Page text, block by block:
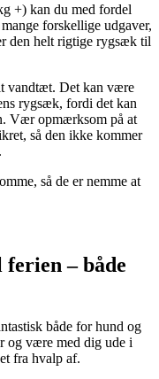
+) kan du med fordel
forskellige udgaver,
den helt rigtige rygsæk til
vandtæt. Det kan være
rygsæk, fordi det kan
Vær opmærksom på at
så den ikke kommer
så de er nemme at
– både
både for hund og
og være med dig ude i
fra hvalp af.